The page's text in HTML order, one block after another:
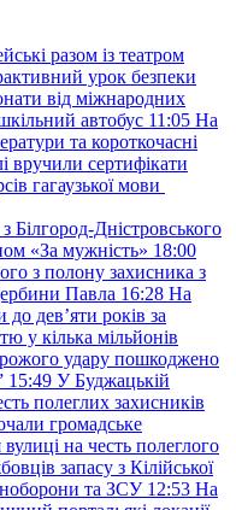
разом із театром
урок безпеки
від міжнародних
автобус 11:05 На
та короткочасні
вручили сертифікати
гагаузької мови
Білгород-Дністровського
«За мужність» 18:00
з полону захисника з
Павла 16:28 На
дев’яти років за
у кілька мільйонів
удару пошкоджено
15:49 У Буджацькій
полеглих захисників
громадське
на честь полеглого
запасу з Кілійської
та ЗСУ 12:53 На